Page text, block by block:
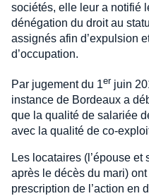
sociétés, elle leur a notifié
dénégation du droit au
assignés afin d’expulsion
d’occupation.
Par jugement du 1er juin
instance de Bordeaux a
que la qualité de salariée
avec la qualité de co-
Les locataires (l’épouse
après le décès du mari)
prescription de l’action en